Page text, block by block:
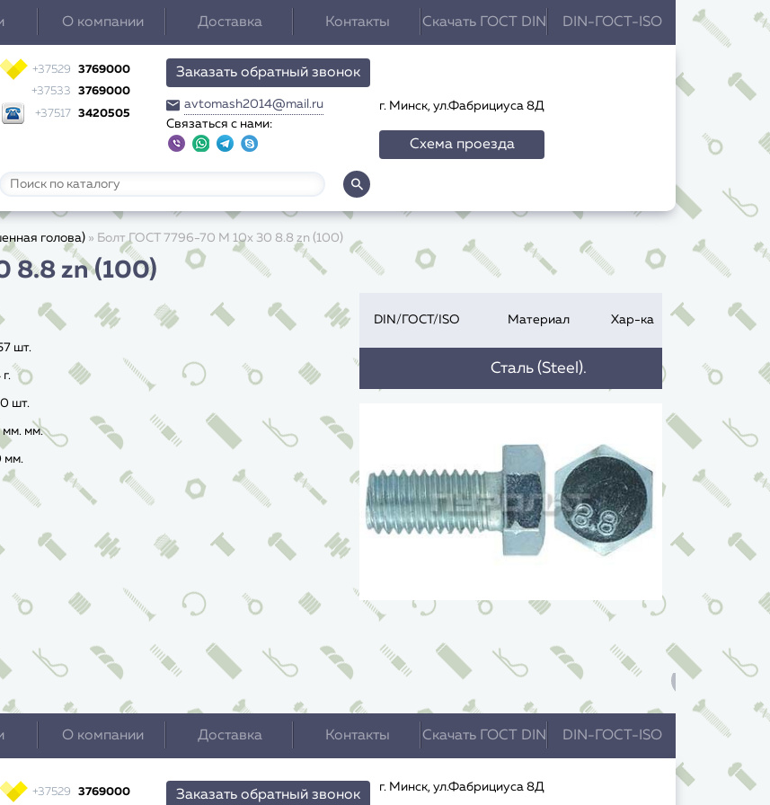
О компании Доставка Контакты Скачать ГОСТ DIN DIN-ГОСТ-ISO
+37529
3769000
+37533
3769000
+37517
3420505
Заказать обратный звонок
avtomash2014@mail.ru
Связаться с нами:
г. Минск, ул.Фабрициуса 8Д
Схема проезда
голова) » Болт ГОСТ 7796-70 M 10x 30 8.8 zn (100)
8.8 zn (100)
шт.
г.
шт.
мм. мм.
мм.
DIN/ГОСТ/ISO Материал Хар-ка
Сталь (Steel).
О компании Доставка Контакты Скачать ГОСТ DIN DIN-ГОСТ-ISO
+37529 3769000 Заказать обратный звонок
г. Минск, ул.Фабрициуса 8Д